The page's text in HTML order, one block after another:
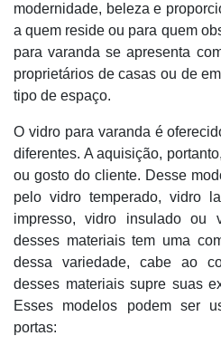
modernidade, beleza e
a quem reside ou para quem
para varanda se apresenta
proprietários de casas ou de
tipo de espaço.
O vidro para varanda é
diferentes. A aquisição,
ou gosto do cliente. Desse
pelo vidro temperado, vidro
impresso, vidro insulado ou
desses materiais tem uma
dessa variedade, cabe ao
desses materiais supre suas
Esses modelos podem ser
portas: